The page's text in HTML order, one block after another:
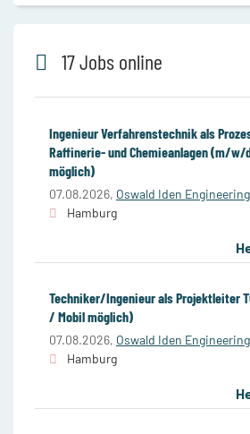
17 Jobs online
Ingenieur Verfahrenstechnik als
Raffinerie- und Chemieanlagen (m/w/
möglich)
07.08.2026, Oswald Iden
Hamburg
Techniker/Ingenieur als Projektleiter
/ Mobil möglich)
07.08.2026, Oswald Iden
Hamburg